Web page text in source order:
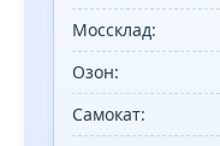
Моссклад:
Озон:
Самокат: